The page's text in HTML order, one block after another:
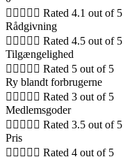
     Rated 4.1 out of 5
Rådgivning
     Rated 4.5 out of 5
Tilgængelighed
     Rated 5 out of 5
Ry blandt forbrugerne
     Rated 3 out of 5
Medlemsgoder
     Rated 3.5 out of 5
Pris
     Rated 4 out of 5